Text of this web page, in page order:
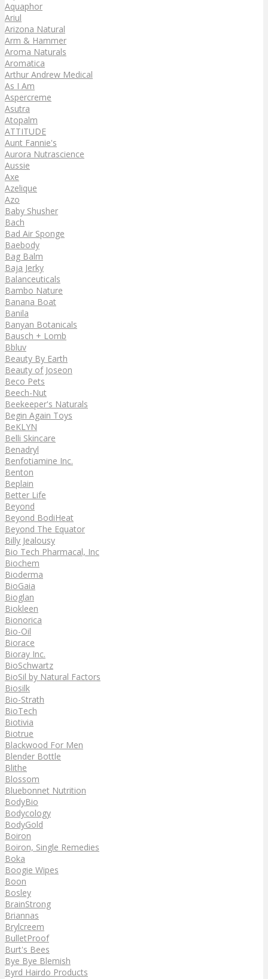
Aquaphor
Ariul
Arizona Natural
Arm & Hammer
Aroma Naturals
Aromatica
Arthur Andrew Medical
As I Am
Aspercreme
Asutra
Atopalm
ATTITUDE
Aunt Fannie's
Aurora Nutrascience
Aussie
Axe
Azelique
Azo
Baby Shusher
Bach
Bad Air Sponge
Baebody
Bag Balm
Baja Jerky
Balanceuticals
Bambo Nature
Banana Boat
Banila
Banyan Botanicals
Bausch + Lomb
Bbluv
Beauty By Earth
Beauty of Joseon
Beco Pets
Beech-Nut
Beekeeper's Naturals
Begin Again Toys
BeKLYN
Belli Skincare
Benadryl
Benfotiamine Inc.
Benton
Beplain
Better Life
Beyond
Beyond BodiHeat
Beyond The Equator
Billy Jealousy
Bio Tech Pharmacal, Inc
Biochem
Bioderma
BioGaia
Bioglan
Biokleen
Bionorica
Bio-Oil
Biorace
Bioray Inc.
BioSchwartz
BioSil by Natural Factors
Biosilk
Bio-Strath
BioTech
Biotivia
Biotrue
Blackwood For Men
Blender Bottle
Blithe
Blossom
Bluebonnet Nutrition
BodyBio
Bodycology
BodyGold
Boiron
Boiron, Single Remedies
Boka
Boogie Wipes
Boon
Bosley
BrainStrong
Briannas
Brylcreem
BulletProof
Burt's Bees
Bye Bye Blemish
Byrd Hairdo Products